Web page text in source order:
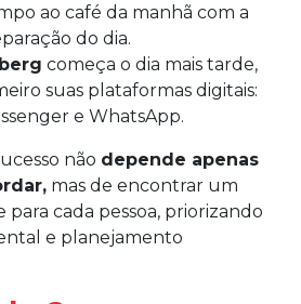
ao café da manhã com a
do dia.
começa o dia mais tarde,
suas plataformas digitais:
e WhatsApp.
não depende apenas
mas de encontrar um
cada pessoa, priorizando
e planejamento